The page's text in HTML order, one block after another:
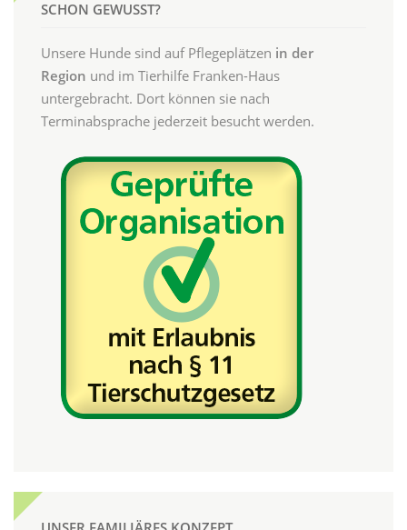
SCHON GEWUSST?
Unsere Hunde sind auf Pflegeplätzen in der
Region und im Tierhilfe Franken-Haus
untergebracht. Dort können sie nach
Terminabsprache jederzeit besucht werden.